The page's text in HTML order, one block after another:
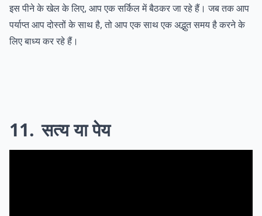
इस पीने के खेल के लिए, आप एक सर्किल में बैठकर जा रहे हैं। जब तक आप
पर्याप्त आप दोस्तों के साथ है, तो आप एक साथ एक अद्भुत समय है करने के
लिए बाध्य कर रहे हैं।
11 सत्य या पेय